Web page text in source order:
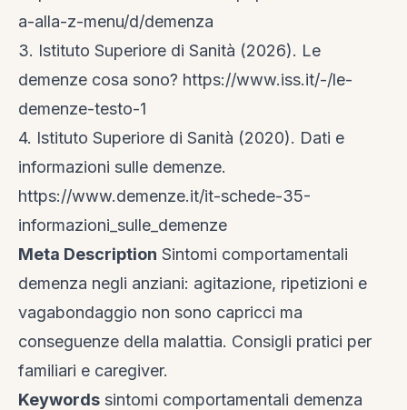
a-alla-z-menu/d/demenza
3. Istituto Superiore di Sanità (2026). Le
demenze cosa sono? https://www.iss.it/-/le-
demenze-testo-1
4. Istituto Superiore di Sanità (2020). Dati e
informazioni sulle demenze.
https://www.demenze.it/it-schede-35-
informazioni_sulle_demenze
Meta Description Sintomi comportamentali
demenza negli anziani: agitazione, ripetizioni e
vagabondaggio non sono capricci ma
conseguenze della malattia. Consigli pratici per
familiari e caregiver.
Keywords sintomi comportamentali demenza